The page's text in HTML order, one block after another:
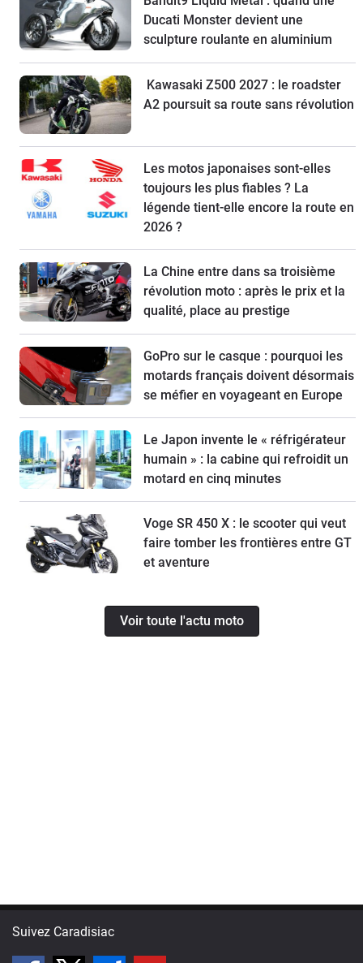
Ducati Monster devient une
sculpture roulante en aluminium
Kawasaki Z500 2027 : le roadster
A2 poursuit sa route sans révolution
Les motos japonaises sont-elles
toujours les plus fiables ? La
légende tient-elle encore la route en
2026 ?
La Chine entre dans sa troisième
révolution moto : après le prix et la
qualité, place au prestige
GoPro sur le casque : pourquoi les
motards français doivent désormais
se méfier en voyageant en Europe
Le Japon invente le « réfrigérateur
humain » : la cabine qui refroidit un
motard en cinq minutes
Voge SR 450 X : le scooter qui veut
faire tomber les frontières entre GT
et aventure
Voir toute l'actu moto
Suivez Caradisiac